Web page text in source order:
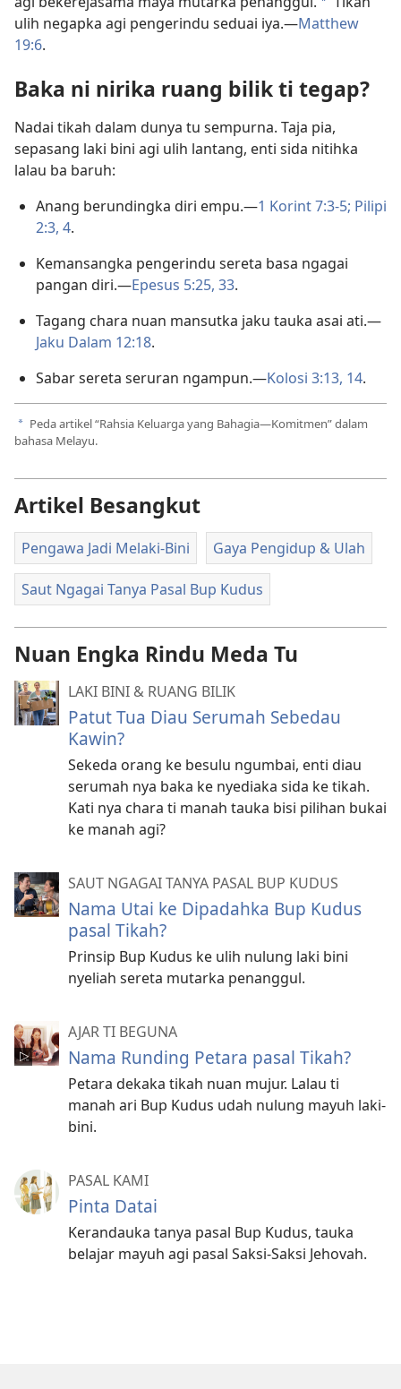
ulih negapka agi pengerindu seduai iya.—Matthew
19:6.
Baka ni nirika ruang bilik ti tegap?
Nadai tikah dalam dunya tu sempurna. Taja pia,
sepasang laki bini agi ulih lantang, enti sida nitihka
lalau ba baruh:
Anang berundingka diri empu.—1 Korint 7:3-5; Pilipi
2:3, 4.
Kemansangka pengerindu sereta basa ngagai
pangan diri.—Epesus 5:25, 33.
Tagang chara nuan mansutka jaku tauka asai ati.—
Jaku Dalam 12:18.
Sabar sereta seruran ngampun.—Kolosi 3:13, 14.
a Peda artikel “Rahsia Keluarga yang Bahagia—Komitmen” dalam
bahasa Melayu.
Artikel Besangkut
Pengawa Jadi Melaki-Bini Gaya Pengidup & Ulah
Saut Ngagai Tanya Pasal Bup Kudus
Nuan Engka Rindu Meda Tu
LAKI BINI & RUANG BILIK
Patut Tua Diau Serumah Sebedau
Kawin?
Sekeda orang ke besulu ngumbai, enti diau
serumah nya baka ke nyediaka sida ke tikah.
Kati nya chara ti manah tauka bisi pilihan bukai
ke manah agi?
SAUT NGAGAI TANYA PASAL BUP KUDUS
Nama Utai ke Dipadahka Bup Kudus
pasal Tikah?
Prinsip Bup Kudus ke ulih nulung laki bini
nyeliah sereta mutarka penanggul.
AJAR TI BEGUNA
Nama Runding Petara pasal Tikah?
Petara dekaka tikah nuan mujur. Lalau ti
manah ari Bup Kudus udah nulung mayuh laki-
bini.
PASAL KAMI
Pinta Datai
Kerandauka tanya pasal Bup Kudus, tauka
belajar mayuh agi pasal Saksi-Saksi Jehovah.